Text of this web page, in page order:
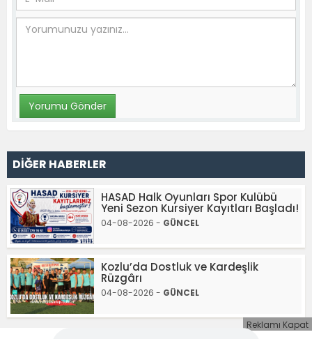
DİĞER HABERLER
HASAD Halk Oyunları Spor Kulübü
Yeni Sezon Kursiyer Kayıtları Başladı!
04-08-2026 - GÜNCEL
Kozlu’da Dostluk ve Kardeşlik
Rüzgârı
04-08-2026 - GÜNCEL
Reklamı Kapat